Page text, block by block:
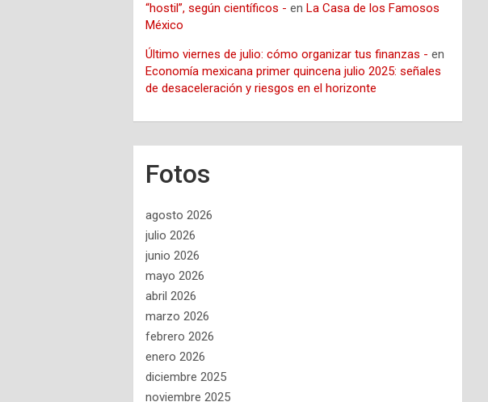
“hostil”, según científicos - enLa Casa de los Famosos
México
Último viernes de julio: cómo organizar tus finanzas - en
Economía mexicana primer quincena julio 2025: señales
de desaceleración y riesgos en el horizonte
Fotos
agosto 2026
julio 2026
junio 2026
mayo 2026
abril 2026
marzo 2026
febrero 2026
enero 2026
diciembre 2025
noviembre 2025